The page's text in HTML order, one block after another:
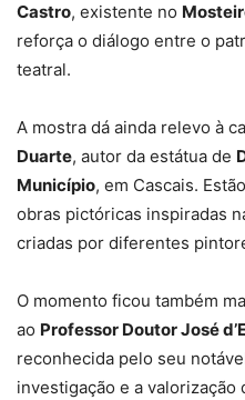
Castro, existente no
reforça o diálogo entre o
teatral.
A mostra dá ainda relevo à
Duarte, autor da estátua de
Município, em Cascais.
obras pictóricas inspiradas
criadas por diferentes
O momento ficou também
ao Professor Doutor José
reconhecida pelo seu
investigação e a valorização